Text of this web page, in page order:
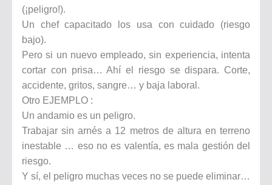
(¡peligro!).
Un chef capacitado los usa con cuidado (riesgo
bajo).
Pero si un nuevo empleado, sin experiencia, intenta
cortar con prisa… Ahí el riesgo se dispara. Corte,
accidente, gritos, sangre… y baja laboral.
Otro EJEMPLO :
Un andamio es un peligro.
Trabajar sin arnés a 12 metros de altura en terreno
inestable … eso no es valentía, es mala gestión del
riesgo.
Y sí, el peligro muchas veces no se puede eliminar…